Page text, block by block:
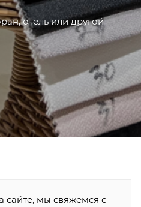
отель или другой
сайте, мы свяжемся с